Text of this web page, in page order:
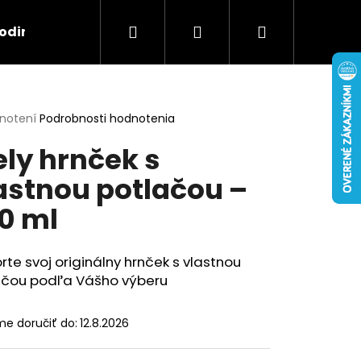
Záujmy Pre páry
Hľadať PrihlásenieNákupný
Podrobnosti hodnotenia
hrnček s
potlačou –
ml
svoj originálny hrnček s vlastnou
podľa Vášho výberu
doručiť do: 12.8.2026
"TAKTO VYZERÁ
ML